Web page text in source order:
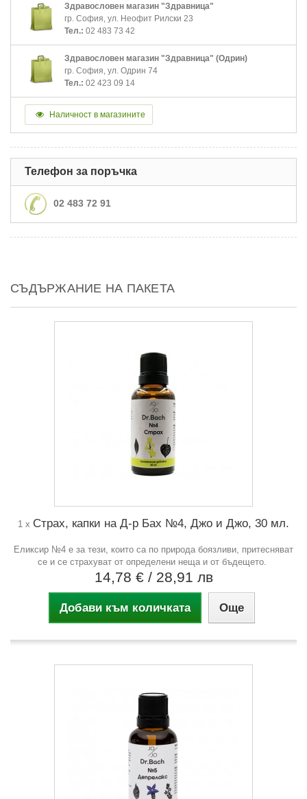
Здравословен магазин "Здравница"
гр. София, ул. Неофит Рилски 23
Тел.: 02 483 73 42
Здравословен магазин "Здравница" (Одрин)
гр. София, ул. Одрин 74
Тел.: 02 423 09 14
Наличност в магазините
Телефон за поръчка
02 483 72 91
СЪДЪРЖАНИЕ НА ПАКЕТА
1 x Страх, капки на Д-р Бах №4, Джо и Джо, 30 мл.
Еликсир №4 е за тези, които са по природа боязливи, притесняват
се и се страхуват от определени неща и от бъдещето.
14,78 € / 28,91 лв
Добави към количката Още